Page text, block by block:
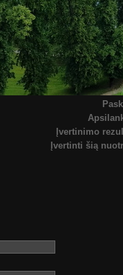
Įvertinimo
Įvertinti šią